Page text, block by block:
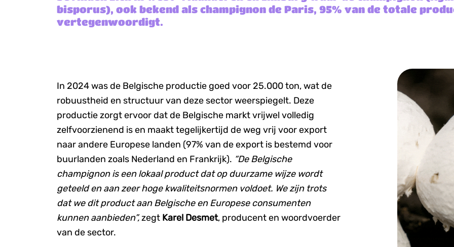
bisporus), ook bekend als champignon de Paris, 95% van de totale
vertegenwoordigt.
In 2024 was de Belgische productie goed voor 25.000 ton, wat de
robuustheid en structuur van deze sector weerspiegelt. Deze
productie zorgt ervoor dat de Belgische markt vrijwel volledig
zelfvoorzienend is en maakt tegelijkertijd de weg vrij voor export
naar andere Europese landen (97% van de export is bestemd voor
buurlanden zoals Nederland en Frankrijk). “De Belgische
champignon is een lokaal product dat op duurzame wijze wordt
geteeld en aan zeer hoge kwaliteitsnormen voldoet. We zijn trots
dat we dit product aan Belgische en Europese consumenten
kunnen aanbieden”,zegt Karel Desmet, producent en woordvoerder
van de sector.